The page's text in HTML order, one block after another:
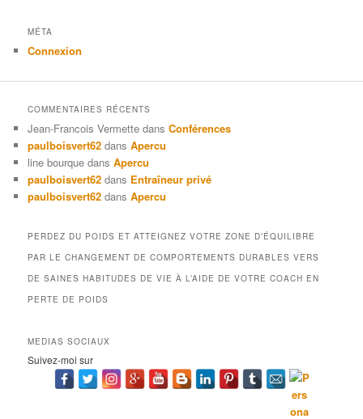
MÉTA
Connexion
COMMENTAIRES RÉCENTS
Jean-Francois Vermette dansConférences
paulboisvert62 dansApercu
line bourque dansApercu
paulboisvert62 dans Entraîneur privé
paulboisvert62 dansApercu
PERDEZ DU POIDS ET ATTEIGNEZ VOTRE ZONE D’ÉQUILIBRE
PAR LE CHANGEMENT DE COMPORTEMENTS DURABLES VERS
DE SAINES HABITUDES DE VIE À L’AIDE DE VOTRE COACH EN
PERTE DE POIDS
MEDIAS SOCIAUX
Suivez-moi sur